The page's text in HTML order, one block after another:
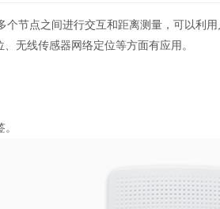
点之间进行交互和距离测量，可以利
无线传感器网络定位等方面有应用。
。